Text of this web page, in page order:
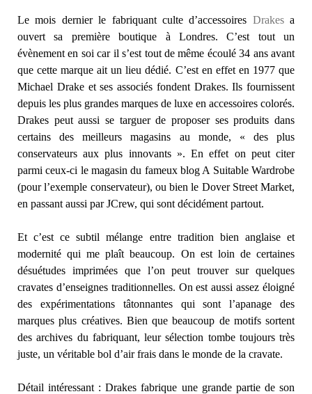
Le mois dernier le fabriquant culte d’accessoires Drakesa
ouvert sa première boutique à Londres. C’est tout un
évènement en soi car il s’est tout de même écoulé 34 ans avant
que cette marque ait un lieu dédié. C’est en effet en 1977 que
Michael Drake et ses associés fondent Drakes. Ils fournissent
depuis les plus grandes marques de luxe en accessoires colorés.
Drakes peut aussi se targuer de proposer ses produits dans
certains des meilleurs magasins au monde, « des plus
conservateurs aux plus innovants ». En effet on peut citer
parmi ceux-ci le magasin du fameux blog A Suitable Wardrobe
(pour l’exemple conservateur), ou bien le Dover Street Market,
en passant aussi par JCrew, qui sont décidément partout.
Et c’est ce subtil mélange entre tradition bien anglaise et
modernité qui me plaît beaucoup. On est loin de certaines
désuétudes imprimées que l’on peut trouver sur quelques
cravates d’enseignes traditionnelles. On est aussi assez éloigné
des expérimentations tâtonnantes qui sont l’apanage des
marques plus créatives. Bien que beaucoup de motifs sortent
des archives du fabriquant, leur sélection tombe toujours très
juste, un véritable bol d’air frais dans le monde de la cravate.
Détail intéressant : Drakes fabrique une grande partie de son